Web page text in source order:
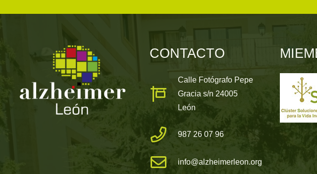
CONTACTO
Calle Fotógrafo Pepe
Gracia s/n 24005
León
987 26 07 96
info@alzheimerleon.org